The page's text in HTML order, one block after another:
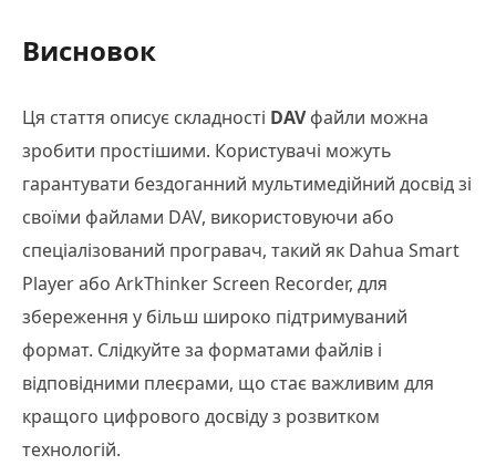
Висновок
Ця стаття описує складності DAVфайли можна
зробити простішими. Користувачі можуть
гарантувати бездоганний мультимедійний досвід зі
своїми файлами DAV, використовуючи або
спеціалізований програвач, такий як Dahua Smart
Player або ArkThinker Screen Recorder, для
збереження у більш широко підтримуваний
формат. Слідкуйте за форматами файлів і
відповідними плеєрами, що стає важливим для
кращого цифрового досвіду з розвитком
технологій.